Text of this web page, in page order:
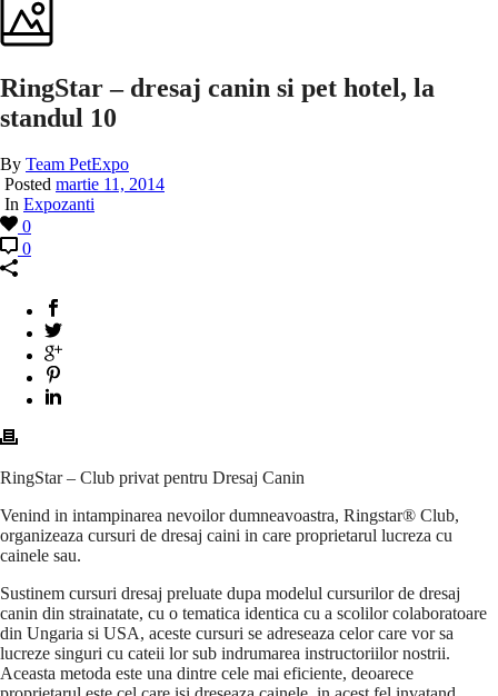
RingStar – dresaj canin si pet hotel, la
standul 10
By Team PetExpo
Posted martie 11, 2014
In Expozanti
0
0
RingStar – Club privat pentru Dresaj Canin
Venind in intampinarea nevoilor dumneavoastra, Ringstar® Club,
organizeaza cursuri de dresaj caini in care proprietarul lucreza cu
cainele sau.
Sustinem cursuri dresaj preluate dupa modelul cursurilor de dresaj
canin din strainatate, cu o tematica identica cu a scolilor colaboratoare
din Ungaria si USA, aceste cursuri se adreseaza celor care vor sa
lucreze singuri cu cateii lor sub indrumarea instructoriilor nostrii.
Aceasta metoda este una dintre cele mai eficiente, deoarece